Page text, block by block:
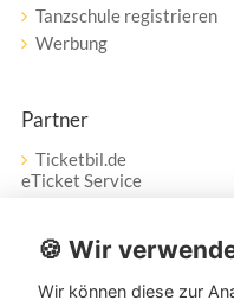
Tanzschule registrieren
Werbung
Partner
Ticketbil.de
eTicket Service
Vertrag widerrufen
🍪 Wir
Wir können diese zur